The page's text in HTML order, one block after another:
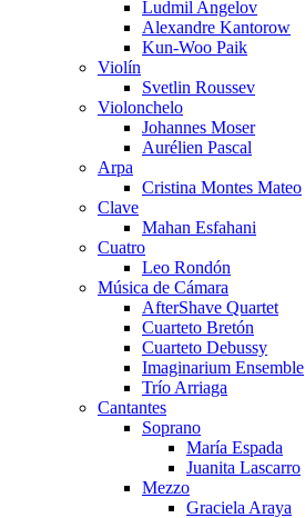
Ludmil Angelov
Alexandre Kantorow
Kun-Woo Paik
Violín
Svetlin Roussev
Violonchelo
Johannes Moser
Aurélien Pascal
Arpa
Cristina Montes Mateo
Clave
Mahan Esfahani
Cuatro
Leo Rondón
Música de Cámara
AfterShave Quartet
Cuarteto Bretón
Cuarteto Debussy
Imaginarium Ensemble
Trío Arriaga
Cantantes
Soprano
María Espada
Juanita Lascarro
Mezzo
Graciela Araya